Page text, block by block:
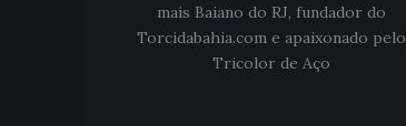
mais Baiano do RJ, fundador do
Torcidabahia.com e apaixonado pelo
Tricolor de Aço